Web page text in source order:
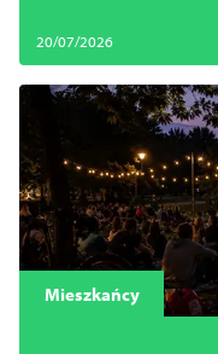
20/07/2026
Mieszkańcy